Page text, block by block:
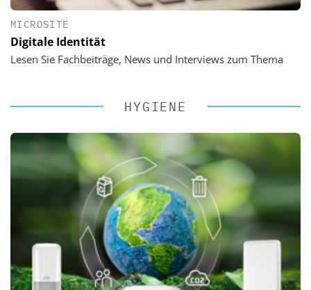
MICROSITE
Digitale Identität
Lesen Sie Fachbeiträge, News und Interviews zum Thema
HYGIENE